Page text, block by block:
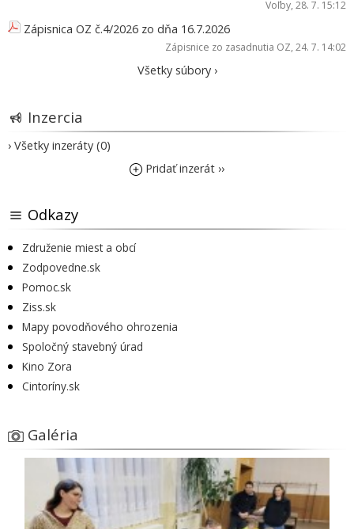
Voľby, 28. 7. 15:12
Zápisnica OZ č.4/2026 zo dňa 16.7.2026
Zápisnice zo zasadnutia OZ, 24. 7. 14:02
Všetky súbory ›
Inzercia
› Všetky inzeráty (0)
Pridať inzerát ››
Odkazy
Združenie miest a obcí
Zodpovedne.sk
Pomoc.sk
Ziss.sk
Mapy povodňového ohrozenia
Spoločný stavebný úrad
Kino Zora
Cintoríny.sk
Galéria